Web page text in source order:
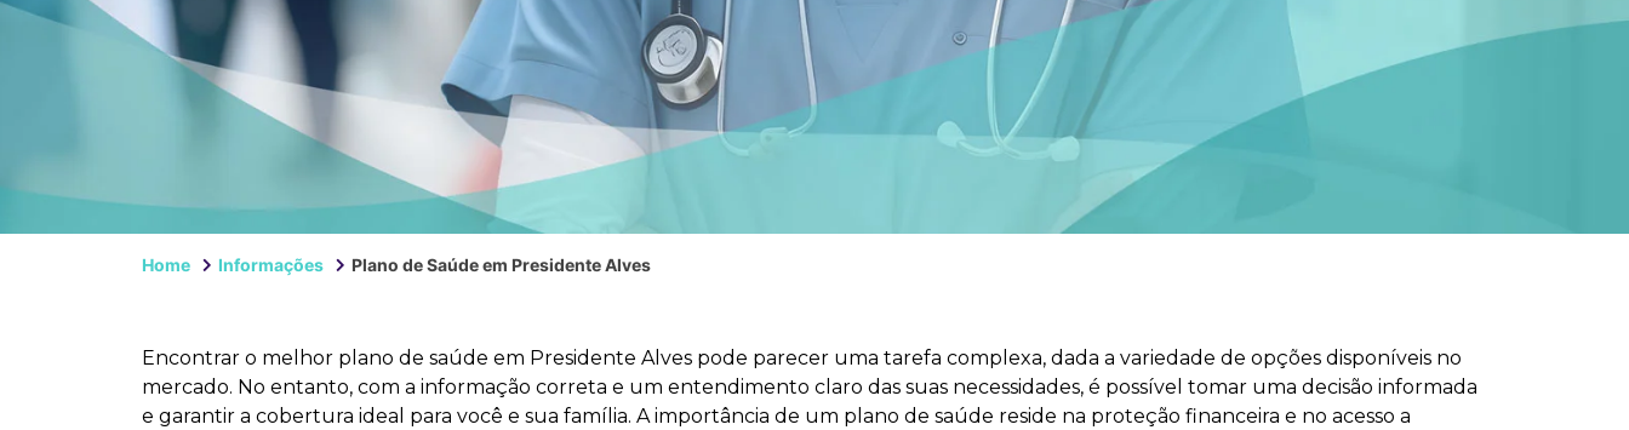
Home Informações Plano de Saúde em Presidente Alves
Encontrar o melhor plano de saúde em Presidente Alves pode parecer uma tarefa complexa, dada a variedade de opções disponíveis no
mercado. No entanto, com a informação correta e um entendimento claro das suas necessidades, é possível tomar uma decisão informada
e garantir a cobertura ideal para você e sua família. A importância de um plano de saúde reside na proteção financeira e no acesso a